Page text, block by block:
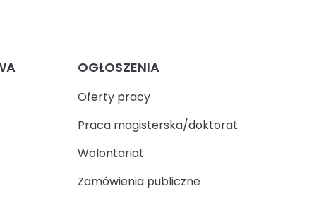
OGŁOSZENIA
Oferty pracy
Praca magisterska/doktorat
Wolontariat
Zamówienia publiczne